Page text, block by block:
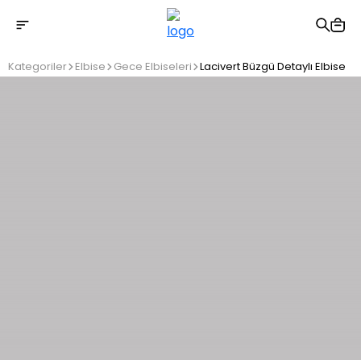
2500 TL üzeri ücretsiz kargo
Kategoriler Elbise Gece Elbiseleri Lacivert Büzgü Detaylı Elbise